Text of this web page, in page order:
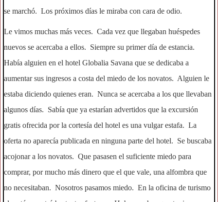
se marchó. Los próximos días le miraba con cara de odio.
Le vimos muchas más veces. Cada vez que llegaban huéspedes
nuevos se acercaba a ellos. Siempre su primer día de estancia.
Había alguien en el hotel Globalia Savana que se dedicaba a
aumentar sus ingresos a costa del miedo de los novatos. Alguien le
estaba diciendo quienes eran. Nunca se acercaba a los que llevaban
algunos días. Sabía que ya estarían advertidos que la excursión
gratis ofrecida por la cortesía del hotel es una vulgar estafa. La
oferta no aparecía publicada en ninguna parte del hotel. Se buscaba
acojonar a los novatos. Que pasasen el suficiente miedo para
comprar, por mucho más dinero que el que vale, una alfombra que
no necesitaban. Nosotros pasamos miedo. En la oficina de turismo